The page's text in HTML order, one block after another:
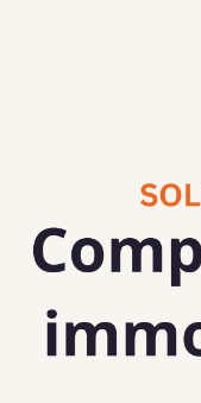
POUR